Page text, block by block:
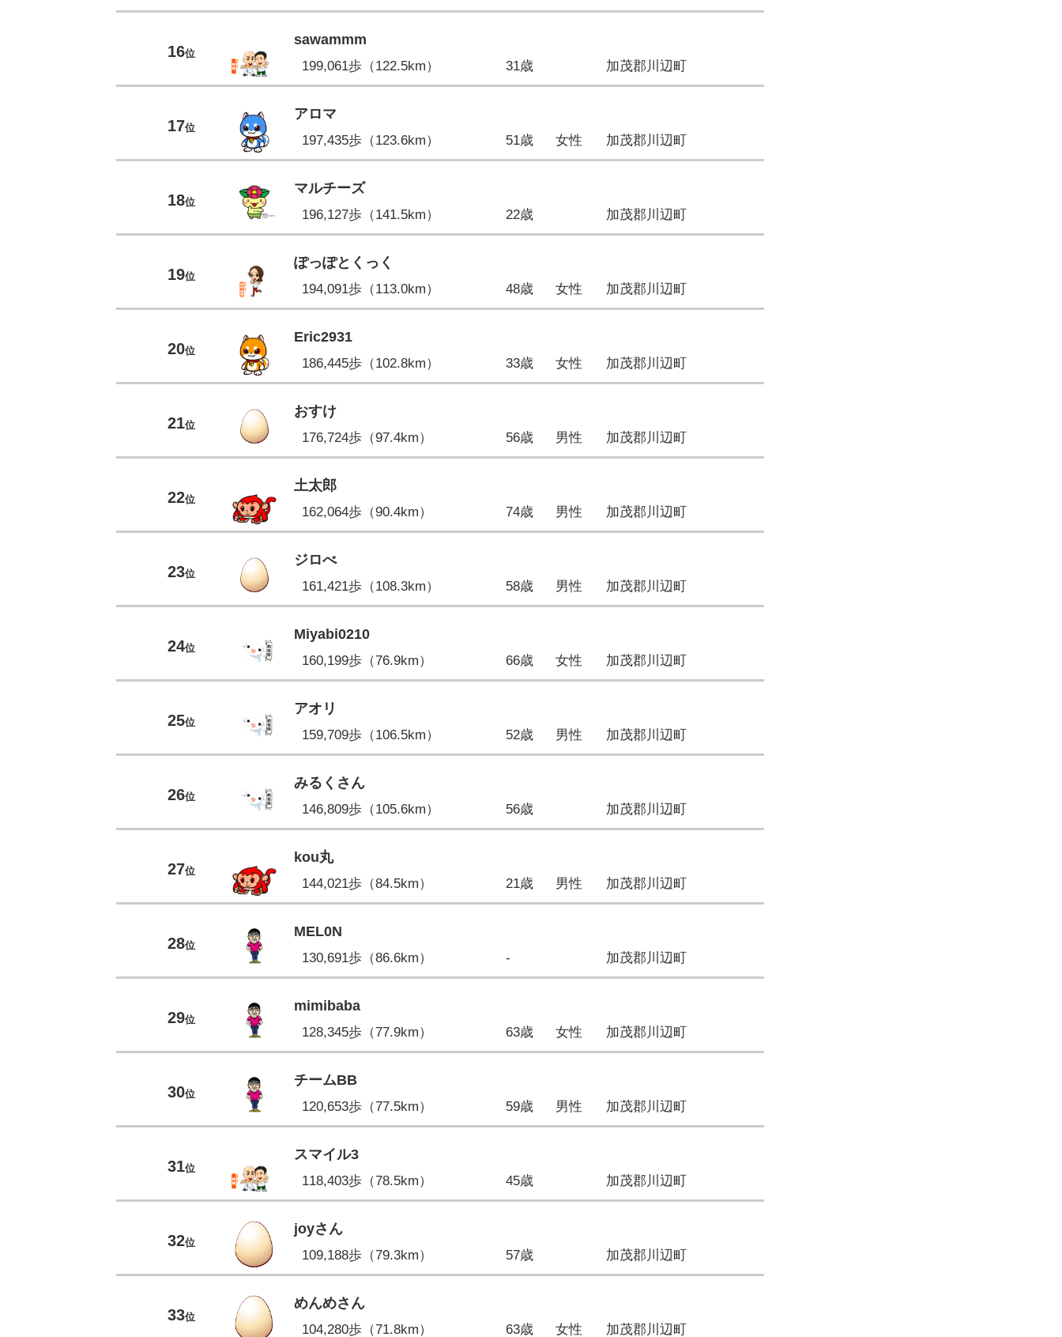
16位
sawammm
199,061歩（122.5km） 31歳 加茂郡川辺町
17位
アロマ
197,435歩（123.6km） 51歳 女性 加茂郡川辺町
18位
マルチーズ
196,127歩（141.5km） 22歳 加茂郡川辺町
19位
ぽっぽとくっく
194,091歩（113.0km） 48歳 女性 加茂郡川辺町
20位
Eric2931
186,445歩（102.8km） 33歳 女性 加茂郡川辺町
21位
おすけ
176,724歩（97.4km） 56歳 男性 加茂郡川辺町
22位
土太郎
162,064歩（90.4km） 74歳 男性 加茂郡川辺町
23位
ジロべ
161,421歩（108.3km） 58歳 男性 加茂郡川辺町
24位
Miyabi0210
160,199歩（76.9km） 66歳 女性 加茂郡川辺町
25位
アオリ
159,709歩（106.5km） 52歳 男性 加茂郡川辺町
26位
みるくさん
146,809歩（105.6km） 56歳 加茂郡川辺町
27位
kou丸
144,021歩（84.5km） 21歳 男性 加茂郡川辺町
28位
MEL0N
130,691歩（86.6km） - 加茂郡川辺町
29位
mimibaba
128,345歩（77.9km） 63歳 女性 加茂郡川辺町
30位
チームBB
120,653歩（77.5km） 59歳 男性 加茂郡川辺町
31位
スマイル3
118,403歩（78.5km） 45歳 加茂郡川辺町
32位
joyさん
109,188歩（79.3km） 57歳 加茂郡川辺町
33位
めんめさん
104,280歩（71.8km） 63歳 女性 加茂郡川辺町